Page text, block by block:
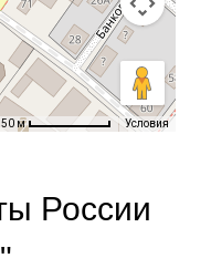
50 м Условия
России